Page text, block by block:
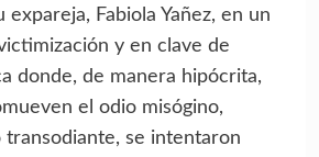
Fabiola Yañez, en un
y en clave de
donde, de manera hipócrita,
el odio misógino,
transodiante, se intentaron